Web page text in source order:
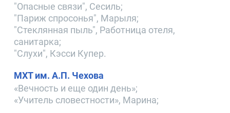
"Опасные связи", Сесиль;
"Париж спросонья", Марыля;
"Стеклянная пыль", Работница отеля,
санитарка;
"Слухи", Кэсси Купер.
МХТ им. А.П. Чехова
«Вечность и еще один день»;
«Учитель словестности», Марина;